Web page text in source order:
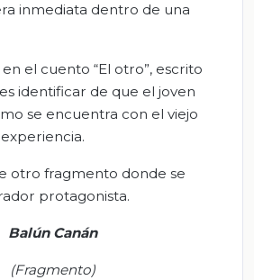
inmediata dentro de una
el cuento “El otro”, escrito
identificar de que el joven
se encuentra con el viejo
otro fragmento donde se
protagonista.
Balún Canán
(Fragmento)